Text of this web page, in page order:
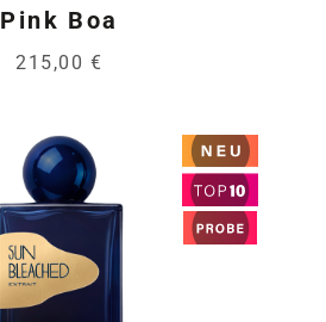
Pink Boa
215,00 €